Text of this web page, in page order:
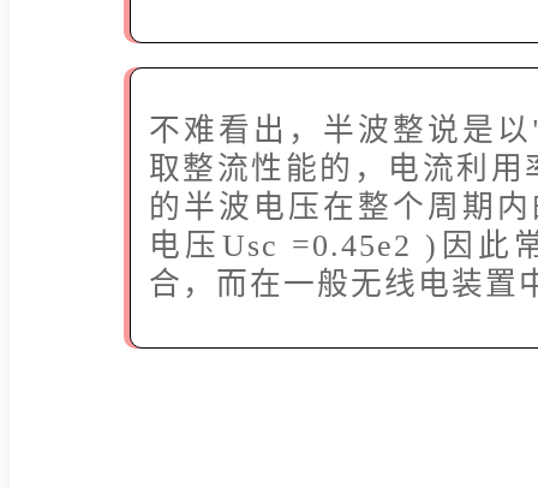
不难看出，半波整说是
取整流性能的，电流利
的半波电压在整个周期
电压Usc =0.45e2 )因此
合，而在一般无线电装置